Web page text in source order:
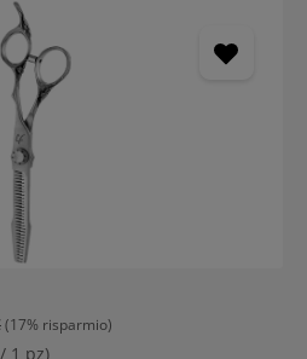
(17% risparmio)
1 pz)